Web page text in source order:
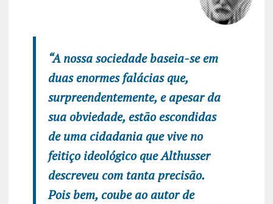
“A nossa sociedade baseia-se em
duas enormes falácias que,
surpreendentemente, e apesar da
sua obviedade, estão escondidas
de uma cidadania que vive no
feitiço ideológico que Althusser
descreveu com tanta precisão.
Pois bem, coube ao autor de